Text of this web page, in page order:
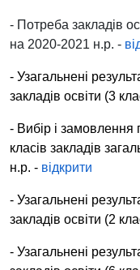
- Потреба закладів
на 2020-2021 н.р. -
- Узагальнені
закладів освіти (3
- Вибір і замовлення
класів закладів
н.р. - відкрити
- Узагальнені
закладів освіти (2
- Узагальнені